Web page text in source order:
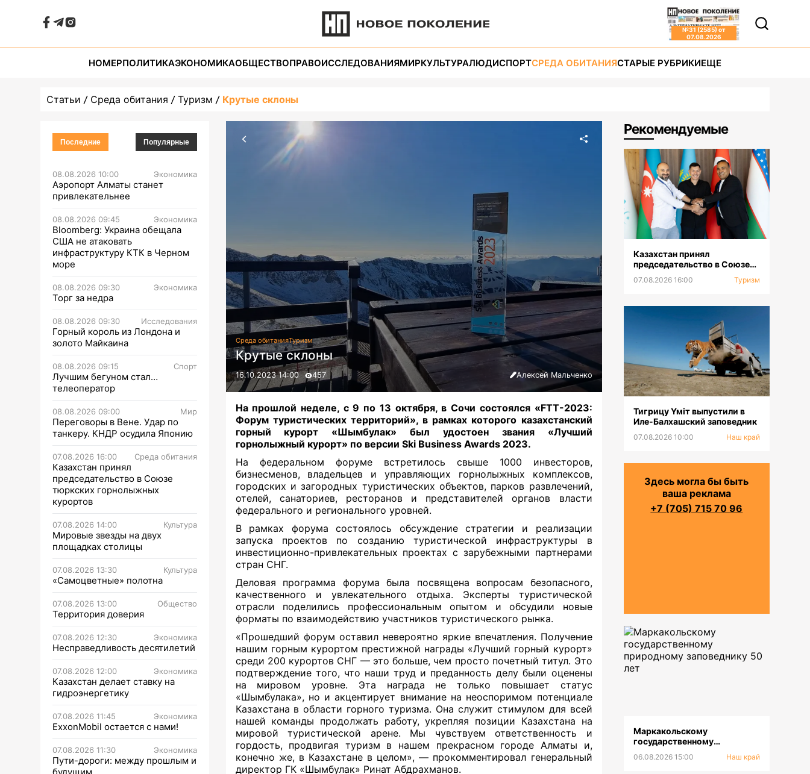
№31 (2585) от
07.08.2026
НОМЕРПОЛИТИКАЭКОНОМИКАОБЩЕСТВОПРАВОИССЛЕДОВАНИЯМИРКУЛЬТУРАЛЮДИСПОРТСРЕДА ОБИТАНИЯСТАРЫЕ РУБРИКИЕЩЕ
Статьи Среда обитания Туризм Крутые склоны
Последние Популярные
08.08.2026 10:00 Экономика
Аэропорт Алматы станет
привлекательнее
08.08.2026 09:45 Экономика
Bloomberg: Украина обещала
США не атаковать
инфраструктуру КТК в Черном
море
08.08.2026 09:30 Экономика
Торг за недра
08.08.2026 09:30 Исследования
Горный король из Лондона и
золото Майкаина
08.08.2026 09:15 Спорт
Лучшим бегуном стал…
телеоператор
08.08.2026 09:00 Мир
Переговоры в Вене. Удар по
танкеру. КНДР осудила Японию
07.08.2026 16:00 Среда обитания
Казахстан принял
председательство в Союзе
тюркских горнолыжных
курортов
07.08.2026 14:00 Культура
Мировые звезды на двух
площадках столицы
07.08.2026 13:30 Культура
«Самоцветные» полотна
07.08.2026 13:00 Общество
Территория доверия
07.08.2026 12:30 Экономика
Несправедливость десятилетий
07.08.2026 12:00 Экономика
Казахстан делает ставку на
гидроэнергетику
07.08.2026 11:45 Экономика
ExxonMobil остается с нами!
07.08.2026 11:30 Экономика
Пути-дороги: между прошлым и
будущим
Среда обитанияТуризм
Крутые склоны
16.10.2023 14:00 457 Алексей Мальченко
На прошлой неделе, с 9 по 13 октября, в Сочи состоялся «FTT-2023:
Форум туристических территорий», в рамках которого казахстанский
горный курорт «Шымбулак» был удостоен звания «Лучший
горнолыжный курорт» по версии Ski Business Awards 2023.
На федеральном форуме встретилось свыше 1000 инвесторов,
бизнесменов, владельцев и управляющих горнолыжных комплексов,
городских и загородных туристических объектов, парков развлечений,
отелей, санаториев, ресторанов и представителей органов власти
федерального и регионального уровней.
В рамках форума состоялось обсуждение стратегии и реализации
запуска проектов по созданию туристической инфраструктуры в
инвестиционно-привлекательных проектах с зарубежными партнерами
стран СНГ.
Деловая программа форума была посвящена вопросам безопасного,
качественного и увлекательного отдыха. Эксперты туристической
отрасли поделились профессиональным опытом и обсудили новые
форматы по взаимодействию участников туристического рынка.
«Прошедший форум оставил невероятно яркие впечатления. Получение
нашим горным курортом престижной награды «Лучший горный курорт»
среди 200 курортов СНГ — это больше, чем просто почетный титул. Это
подтверждение того, что наши труд и преданность делу были оценены
на мировом уровне. Эта награда не только повышает статус
«Шымбулака», но и акцентирует внимание на неоспоримом потенциале
Казахстана в области горного туризма. Она служит стимулом для всей
нашей команды продолжать работу, укрепляя позиции Казахстана на
мировой туристической арене. Мы чувствуем ответственность и
гордость, продвигая туризм в нашем прекрасном городе Алматы и,
конечно же, в Казахстане в целом», — прокомментировал генеральный
директор ГК «Шымбулак» Ринат Абдрахманов.
Рекомендуемые
Казахстан принял
председательство в Союзе
курортов
07.08.2026 16:00 Туризм
Тигрицу Үміт выпустили в
Иле-Балхашский заповедник
07.08.2026 10:00 Наш край
Здесь могла бы быть
ваша реклама
+7 (705) 715 70 96
Маркакольскому
государственному
лет
06.08.2026 15:00 Наш край